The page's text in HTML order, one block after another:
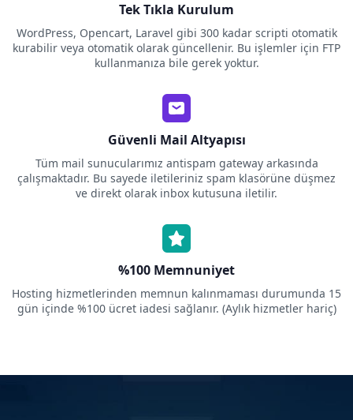
Tek Tıkla Kurulum
WordPress, Opencart, Laravel gibi 300 kadar scripti otomatik
kurabilir veya otomatik olarak güncellenir. Bu işlemler için FTP
kullanmanıza bile gerek yoktur.
Güvenli Mail Altyapısı
Tüm mail sunucularımız antispam gateway arkasında
çalışmaktadır. Bu sayede iletileriniz spam klasörüne düşmez
ve direkt olarak inbox kutusuna iletilir.
%100 Memnuniyet
Hosting hizmetlerinden memnun kalınmaması durumunda 15
gün içinde %100 ücret iadesi sağlanır. (Aylık hizmetler hariç)